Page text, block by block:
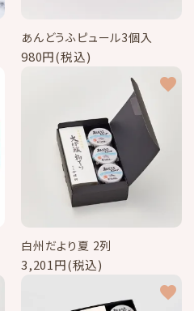
あんどうふピュール3個入
980円(税込)
白州だより夏 2列
3,201円(税込)
favorite
favorite